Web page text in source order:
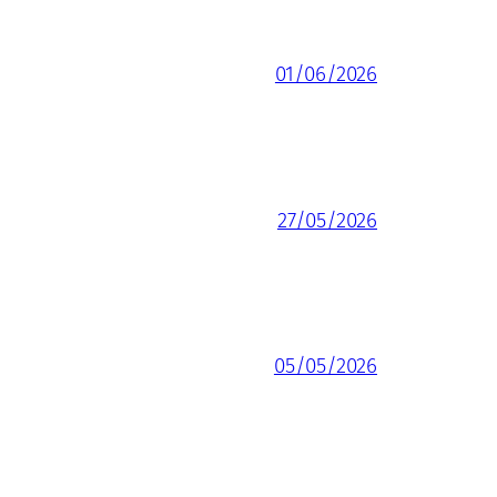
01/06/2026
27/05/2026
05/05/2026